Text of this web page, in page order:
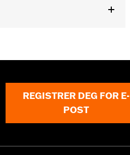
REGISTRER DEG FOR E-
POST